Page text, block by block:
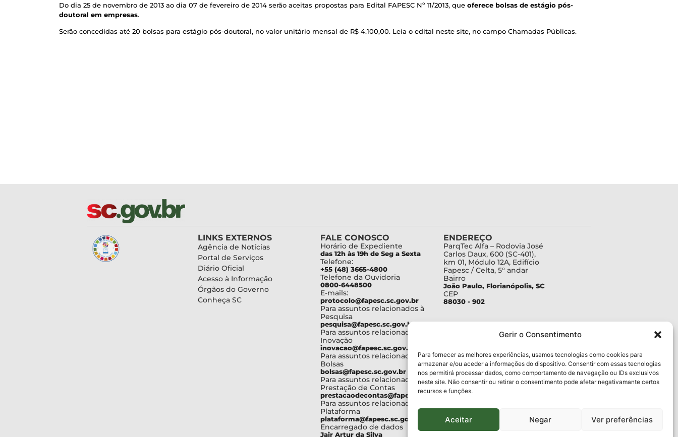
Gerir o Consentimento
Para fornecer as melhores experiências, usamos tecnologias como cookies para
armazenar e/ou aceder a informações do dispositivo. Consentir com essas tecnologias
nos permitirá processar dados, como comportamento de navegação ou IDs exclusivos
neste site. Não consentir ou retirar o consentimento pode afetar negativamante certos
recursos e funções.
Aceitar Negar Ver preferências
Do dia 25 de novembro de 2013 ao dia 07 de fevereiro de 2014 serão aceitas propostas para Edital FAPESC Nº 11/2013, que oferece bolsas de estágio pós-
doutoral em empresas.
Serão concedidas até 20 bolsas para estágio pós-doutoral, no valor unitário mensal de R$ 4.100,00. Leia o edital neste site, no campo Chamadas Públicas.
LINKS EXTERNOS
Agência de Notícias
Portal de Serviços
Diário Oficial
Acesso à Informação
Órgãos do Governo
Conheça SC
FALE CONOSCO
Horário de Expediente
das 12h às 19h de Seg a Sexta
Telefone:
+55 (48) 3665-4800
Telefone da Ouvidoria
0800-6448500
E-mails:
protocolo@fapesc.sc.gov.br
Para assuntos relacionados à
Pesquisa
pesquisa@fapesc.sc.gov.br
Para assuntos relacionados à
Inovação
inovacao@fapesc.sc.gov.br
Para assuntos relacionados à
Bolsas
bolsas@fapesc.sc.gov.br
Para assuntos relacionados à
Prestação de Contas
prestacaodecontas@fapesc.sc.gov.br
Para assuntos relacionados à
Plataforma
plataforma@fapesc.sc.gov.br
Encarregado de dados
Jair Artur da Silva
ENDEREÇO
ParqTec Alfa – Rodovia José
Carlos Daux, 600 (SC-401),
km 01, Módulo 12A, Edifício
Fapesc / Celta, 5° andar
Bairro
João Paulo, Florianópolis, SC
CEP
88030 - 902